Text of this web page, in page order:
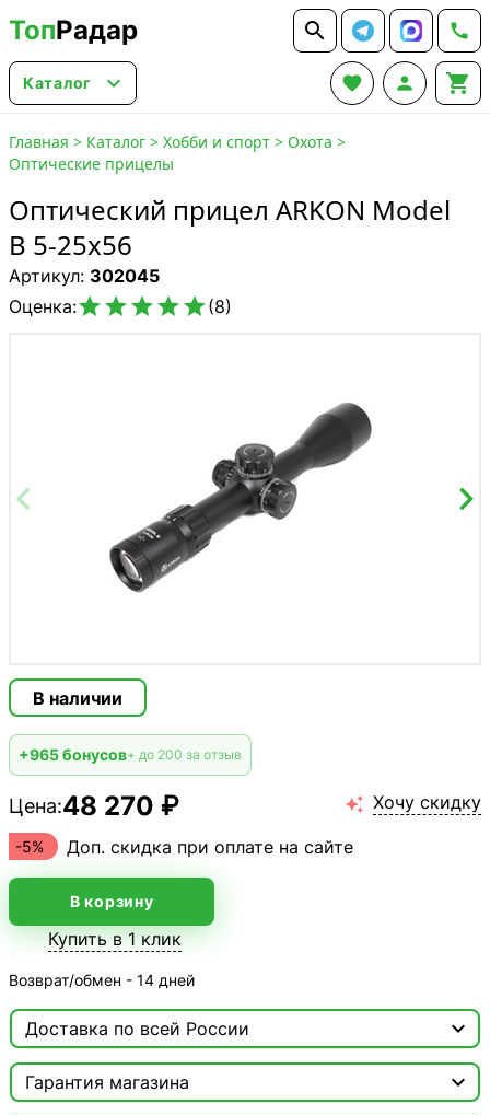
ТопРадар  
Каталог    
Главная > Каталог > Хобби и спорт > Охота >
Оптические прицелы
Оптический прицел ARKON Model
B 5-25х56
Артикул: 302045
Оценка:(8)
В наличии
+965 бонусов+ до 200 за отзыв
Цена:48 270 ₽  Хочу скидку
-5% Доп. скидка при оплате на сайте
В корзину
Купить в 1 клик
Возврат/обмен - 14 дней
Доставка по всей России 

Гарантия магазина
